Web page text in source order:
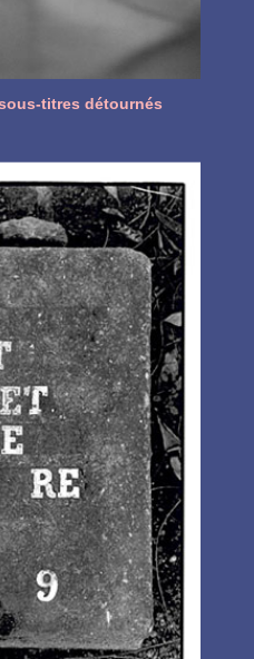
titres détournés